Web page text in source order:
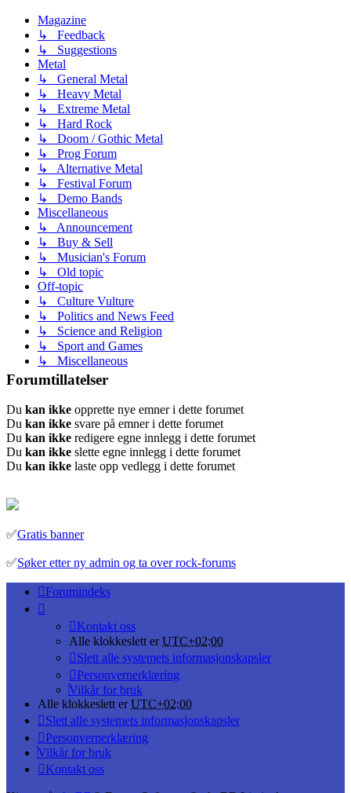
Magazine
↳ Feedback
↳ Suggestions
Metal
↳ General Metal
↳ Heavy Metal
↳ Extreme Metal
↳ Hard Rock
↳ Doom / Gothic Metal
↳ Prog Forum
↳ Alternative Metal
↳ Festival Forum
↳ Demo Bands
Miscellaneous
↳ Announcement
↳ Buy & Sell
↳ Musician's Forum
↳ Old topic
Off-topic
↳ Culture Vulture
↳ Politics and News Feed
↳ Science and Religion
↳ Sport and Games
↳ Miscellaneous
Forumtillatelser
Du kan ikke opprette nye emner i dette forumet
Du kan ikke svare på emner i dette forumet
Du kan ikke redigere egne innlegg i dette forumet
Du kan ikke slette egne innlegg i dette forumet
Du kan ikke laste opp vedlegg i dette forumet
✅Gratis banner
✅Søker etter ny admin og ta over rock-forums
Forumindeks
Kontakt oss
Alle klokkeslett erUTC+02:00
Slett alle systemets informasjonskapsler
Personvernerklæring
Vilkår for bruk
Alle klokkeslett erUTC+02:00
Slett alle systemets informasjonskapsler
Personvernerklæring
Vilkår for bruk
Kontakt oss